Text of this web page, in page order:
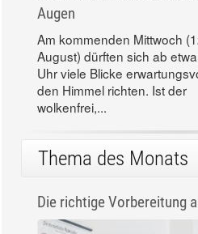
Augen
Am kommenden Mittwoch
August) dürften sich ab
Uhr viele Blicke
den Himmel richten. Ist der
wolkenfrei,...
Thema des Monats
Die richtige Vorbereitung